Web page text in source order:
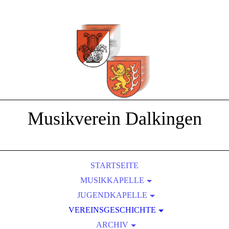
Musikverein Dalkingen
STARTSEITE
MUSIKKAPELLE
DIRIGENTEN
FAHNE
FLÜGELHORN
JUGENDKAPELLE
2009 - AUSFLUG INS SENSAPOLIS
2012 - D2 UND D3 LEHRGÄNGE
VEREINSGESCHICHTE
... 1954
ARCHIV